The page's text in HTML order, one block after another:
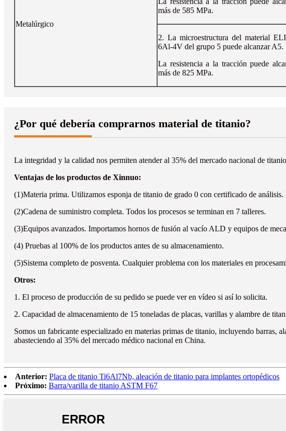
Metalúrgico
más de 585 MPa.
2. La microestructura del material
6Al-4V del grupo 5 puede alcanzar A5.
La resistencia a la tracción puede
más de 825 MPa.
¿Por qué debería comprarnos material de titanio?
La integridad y la calidad nos permiten atender al 35% del mercado nacional de
Ventajas de los productos de Xinnuo:
(1)Materia prima. Utilizamos esponja de titanio de grado 0 con certificado de
(2)Cadena de suministro completa. Todos los procesos se terminan en 7 talleres.
(3)Equipos avanzados. Importamos hornos de fusión al vacío ALD y equipos de
(4) Pruebas al 100% de los productos antes de su almacenamiento.
(5)Sistema completo de posventa. Cualquier problema con los materiales en
Otros:
1. El proceso de producción de su pedido se puede ver en vídeo si así lo solicita.
2. Capacidad de almacenamiento de 15 toneladas de placas, varillas y alambre de
Somos un fabricante especializado en materias primas de titanio, incluyendo
abasteciendo al 35% del mercado médico nacional en China.
Anterior: Placa de titanio Ti6Al7Nb, aleación de titanio para implantes ortopédicos
Próximo: Barra/varilla de titanio ASTM F67